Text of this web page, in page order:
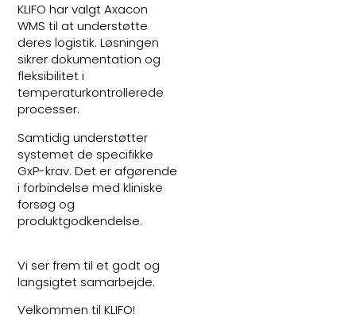
KLIFO har valgt Axacon
WMS til at understøtte
deres logistik. Løsningen
sikrer dokumentation og
fleksibilitet i
temperaturkontrollerede
processer.
Samtidig understøtter
systemet de specifikke
GxP-krav. Det er afgørende
i forbindelse med kliniske
forsøg og
produktgodkendelse.
Vi ser frem til et godt og
langsigtet samarbejde.
Velkommen til KLIFO!